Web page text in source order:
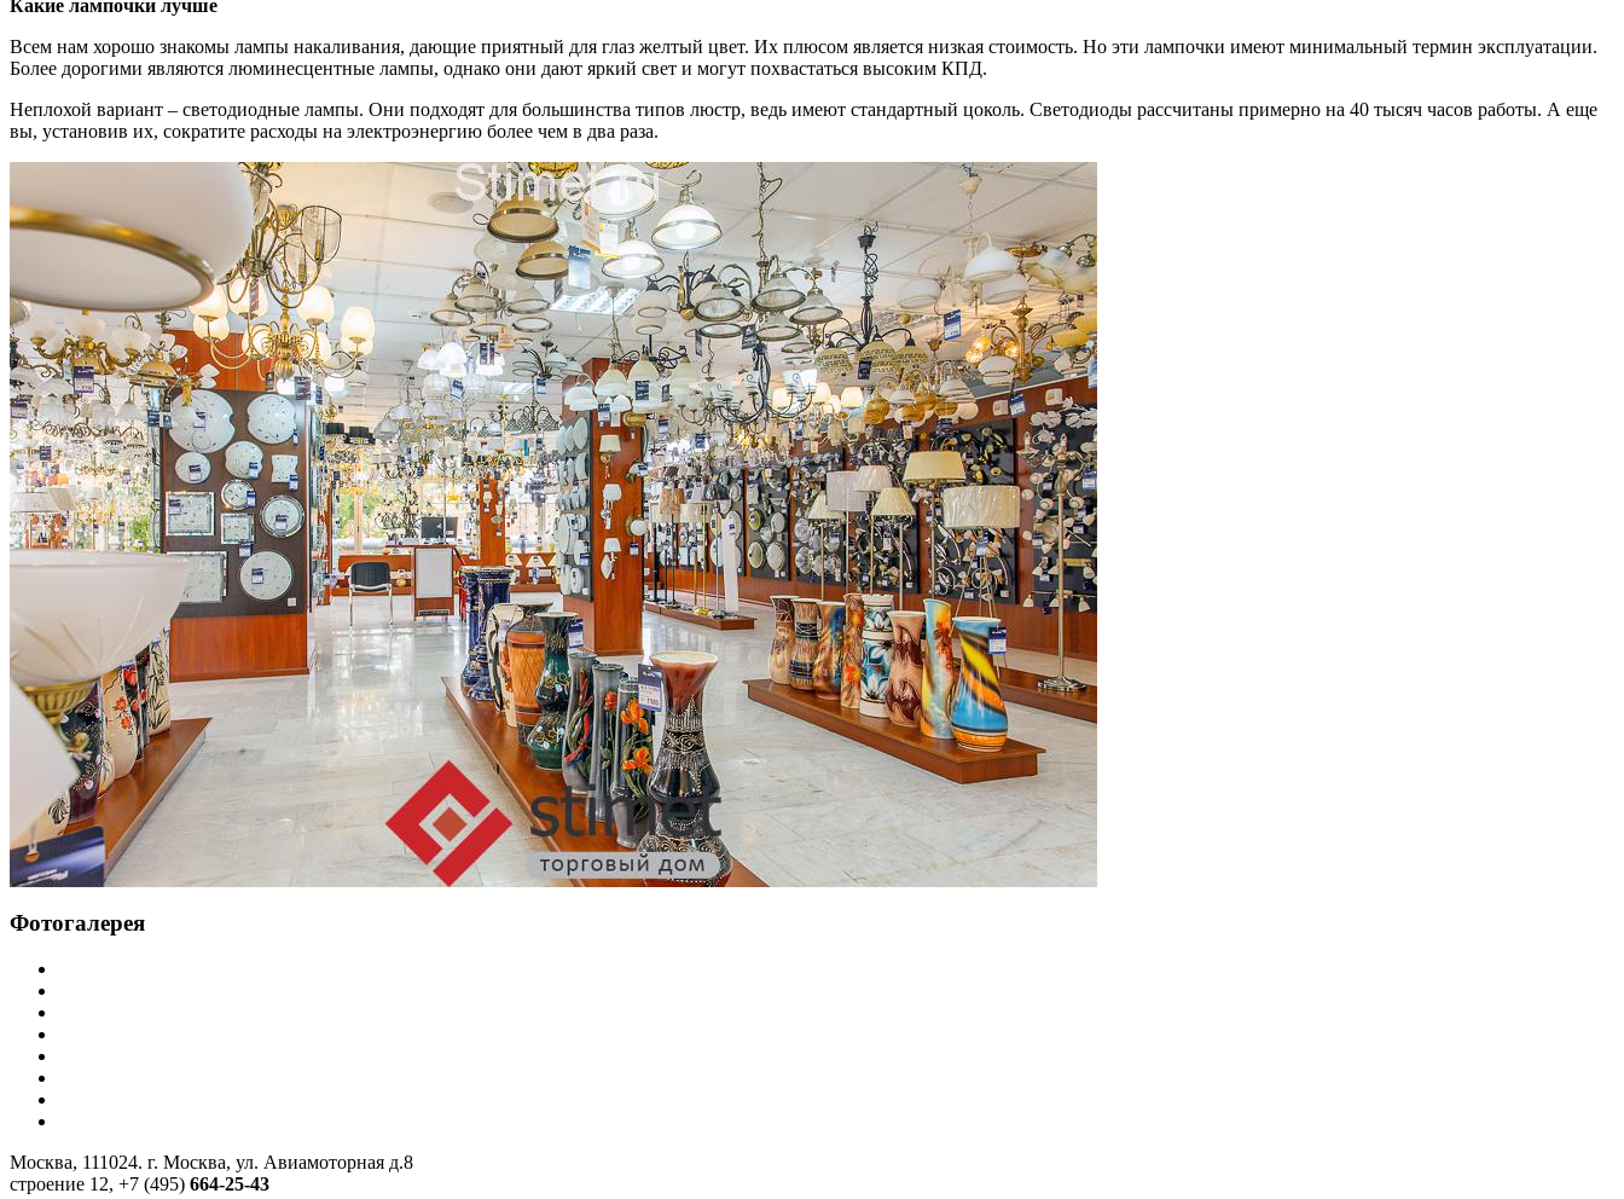
Какие лампочки лучше
Всем нам хорошо знакомы лампы накаливания, дающие приятный для глаз желтый цвет. Их плюсом является низкая стоимость. Но эти лампочки имеют минимальный термин эксплуатации.
Более дорогими являются люминесцентные лампы, однако они дают яркий свет и могут похвастаться высоким КПД.
Неплохой вариант – светодиодные лампы. Они подходят для большинства типов люстр, ведь имеют стандартный цоколь. Светодиоды рассчитаны примерно на 40 тысяч часов работы. А еще
вы, установив их, сократите расходы на электроэнергию более чем в два раза.
Фотогалерея
Москва, 111024. г. Москва, ул. Авиамоторная д.8
строение 12, +7 (495) 664-25-43